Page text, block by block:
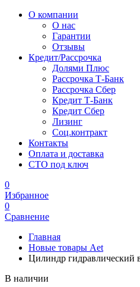
О компании
О нас
Гарантии
Отзывы
Кредит/Рассрочка
Долями Плюс
Рассрочка Т-Банк
Рассрочка Сбер
Кредит Т-Банк
Кредит Сбер
Лизинг
Соц.контракт
Контакты
Оплата и доставка
СТО под ключ
0
Избранное
0
Сравнение
Главная
Новые товары Aet
Цилиндр гидравлический
В наличии